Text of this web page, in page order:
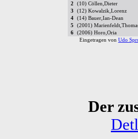
2
(10) Cöllen,Dieter
3
(12) Kowalzik,Lorenz
4
(14) Bauer,Ian-Dean
5
(2001)
6
(2006) Horo,Oria
Eingetragen von Udo
Der